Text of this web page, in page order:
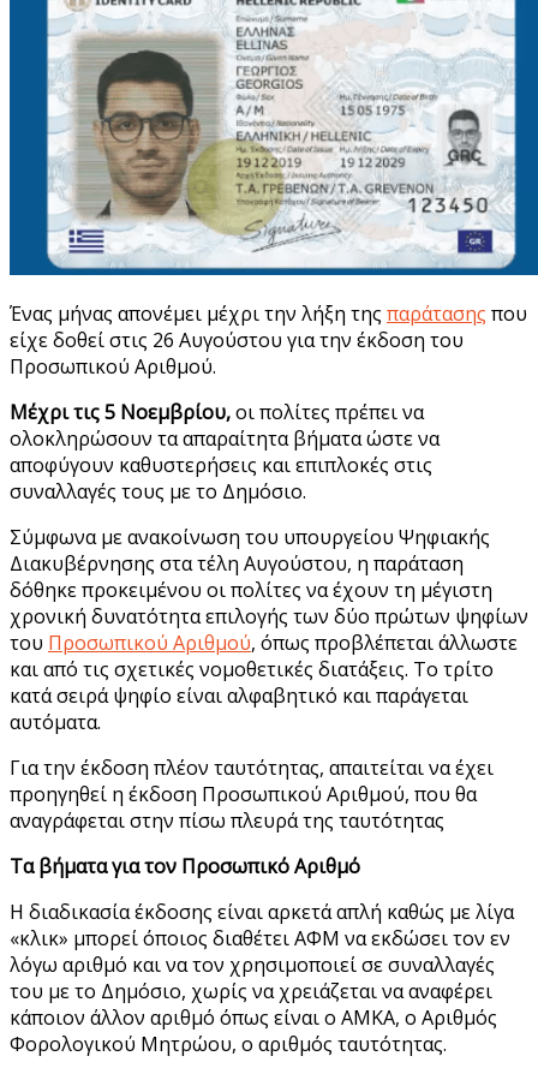
Ένας μήνας απονέμει μέχρι την λήξη της παράτασης που
είχε δοθεί στις 26 Αυγούστου για την έκδοση του
Προσωπικού Αριθμού.
Μέχρι τις 5 Νοεμβρίου,οι πολίτες πρέπει να
ολοκληρώσουν τα απαραίτητα βήματα ώστε να
αποφύγουν καθυστερήσεις και επιπλοκές στις
συναλλαγές τους με το Δημόσιο.
Σύμφωνα με ανακοίνωση του υπουργείου Ψηφιακής
Διακυβέρνησης στα τέλη Αυγούστου, η παράταση
δόθηκε προκειμένου οι πολίτες να έχουν τη μέγιστη
χρονική δυνατότητα επιλογής των δύο πρώτων ψηφίων
του Προσωπικού Αριθμού, όπως προβλέπεται άλλωστε
και από τις σχετικές νομοθετικές διατάξεις. Το τρίτο
κατά σειρά ψηφίο είναι αλφαβητικό και παράγεται
αυτόματα.
Για την έκδοση πλέον ταυτότητας, απαιτείται να έχει
προηγηθεί η έκδοση Προσωπικού Αριθμού, που θα
αναγράφεται στην πίσω πλευρά της ταυτότητας
Τα βήματα για τον Προσωπικό Αριθμό
Η διαδικασία έκδοσης είναι αρκετά απλή καθώς με λίγα
«κλικ» μπορεί όποιος διαθέτει ΑΦΜ να εκδώσει τον εν
λόγω αριθμό και να τον χρησιμοποιεί σε συναλλαγές
του με το Δημόσιο, χωρίς να χρειάζεται να αναφέρει
κάποιον άλλον αριθμό όπως είναι ο ΑΜΚΑ, ο Αριθμός
Φορολογικού Μητρώου, ο αριθμός ταυτότητας.